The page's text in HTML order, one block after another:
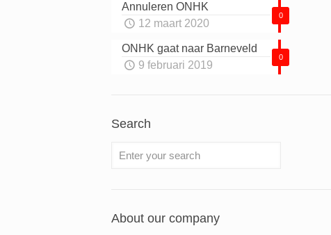
0
Annuleren ONHK
12 maart 2020
0
ONHK gaat naar Barneveld
9 februari 2019
Search
About our company